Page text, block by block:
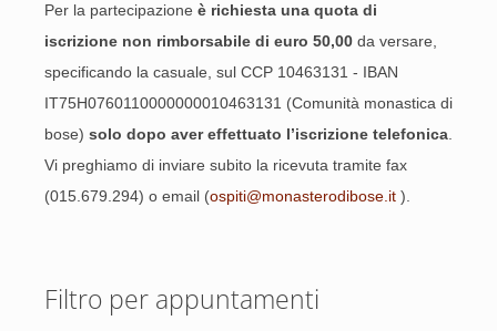
Per la partecipazione è richiesta una quota di
iscrizione non rimborsabile di euro 50,00 da versare,
specificando la casuale, sul CCP 10463131 - IBAN
IT75H0760110000000010463131 (Comunità monastica di
bose) solo dopo aver effettuato l’iscrizione telefonica
Vi preghiamo di inviare subito la ricevuta tramite fax
(015.679.294) o email (ospiti@monasterodibose.it ).
Filtro per appuntamenti